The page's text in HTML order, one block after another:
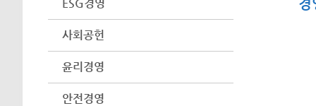
ESG경영
사회공헌
윤리경영
안전경영
경